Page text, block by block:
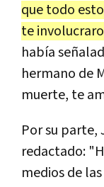
que todo
te
había
hermano de
muerte, te
Por su parte,
redactado:
medios de